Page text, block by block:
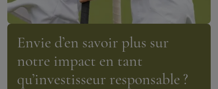
Envie d’en savoir plus sur
notre impact en tant
qu’investisseur responsable ?